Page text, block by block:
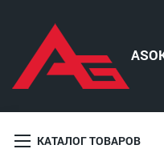
КАТАЛОГ ТОВАРОВ